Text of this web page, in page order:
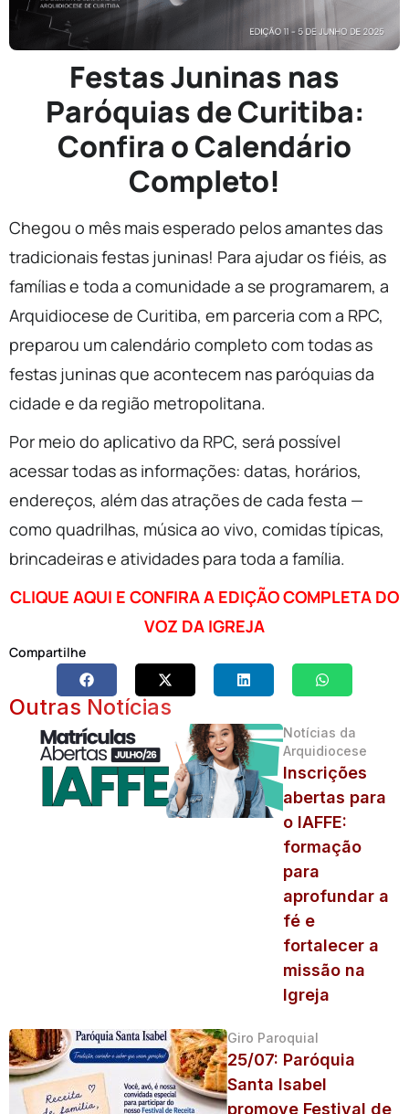
Festas Juninas nas
Paróquias de Curitiba:
Confira o Calendário
Completo!
Chegou o mês mais esperado pelos amantes das
tradicionais festas juninas! Para ajudar os fiéis, as
famílias e toda a comunidade a se programarem, a
Arquidiocese de Curitiba, em parceria com a RPC,
preparou um calendário completo com todas as
festas juninas que acontecem nas paróquias da
cidade e da região metropolitana.
Por meio do aplicativo da RPC, será possível
acessar todas as informações: datas, horários,
endereços, além das atrações de cada festa —
como quadrilhas, música ao vivo, comidas típicas,
brincadeiras e atividades para toda a família.
CLIQUE AQUI E CONFIRA A EDIÇÃO COMPLETA DO
VOZ DA IGREJA
Compartilhe
Outras Notícias
Notícias da
Arquidiocese
Inscrições
abertas para
o IAFFE:
formação
para
aprofundar a
fé e
fortalecer a
missão na
Igreja
Giro Paroquial
25/07: Paróquia
Santa Isabel
promove Festival de